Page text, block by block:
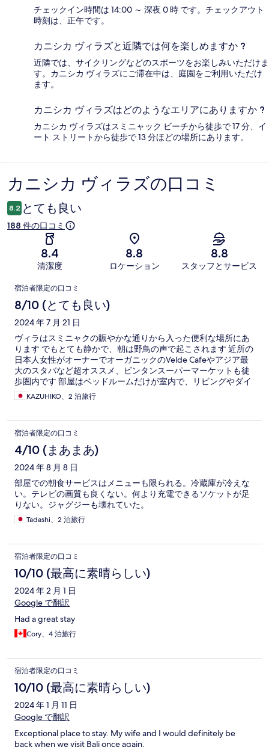
チェックイン時間は 14:00 ～ 深夜 0 時 です。チェックアウト
時刻は、正午です。
カニシカ ヴィラズと近隣では何を楽しめますか ?
近隣では、サイクリングなどのスポーツをお楽しみいただけま
す。カニシカ ヴィラズにご滞在中は、庭園をご利用いただけ
ます。
カニシカ ヴィラズはどのようなエリアにありますか ?
カニシカ ヴィラズはスミニャック ビーチから徒歩で 17 分、イ
ート ストリートから徒歩で 13 分ほどの場所にあります。
口
コ
ミ
カニシカ ヴィラズの口コミ
8.2 とても良い
188 件の口コミ
8.4
清潔度
8.8
ロケーション
8.8
スタッフとサービス
口
コ
ミ
宿泊者限定の口コミ
8/10 (とても良い)
2024 年 7 月 21 日
ヴィラはスミニャクの賑やかな通りから入った便利な場所にあ
ります でもとても静かで、朝は野鳥の声で起こされます 近所の
日本人女性がオーナーでオーガニックのVelde Cafeやアジア最
大のスタバなど超オススメ、ビンタンスーパーマーケットも徒
歩圏内です 部屋はベッドルームだけが室内で、リビングやダイ
ニング、シャワー、トイレ、バスタブは屋外ですが壁に囲まれ
ているので、プライバシーは全く問題ありません 夕方になる
もほとんど刺されなかったです 朝食はアメリカンBF、インドネ
シア、和食から選べて部屋のダイニングで頂きます ホテルスタ
ッフもフレンドリーです 7月の連休を利用して２泊しました
が、日本よりずっと涼しく快適でした バリ感を満喫したいので
あれば、おススメします
KAZUHIKO、2 泊旅行
宿泊者限定の口コミ
4/10 (まあまあ)
2024 年 8 月 8 日
部屋での朝食サービスはメニューも限られる。冷蔵庫が冷えな
い。テレビの画質も良くない。何より充電できるソケットが足
りない。ジャグジーも壊れていた。
Tadashi、2 泊旅行
宿泊者限定の口コミ
10/10 (最高に素晴らしい)
2024 年 2 月 1 日
Google で翻訳
Had a great stay
Cory、4 泊旅行
宿泊者限定の口コミ
10/10 (最高に素晴らしい)
2024 年 1 月 11 日
Google で翻訳
Exceptional place to stay. My wife and I would definitely be
back when we visit Bali once again.